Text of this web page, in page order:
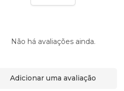
Não há avaliações ainda.
Adicionar uma avaliação